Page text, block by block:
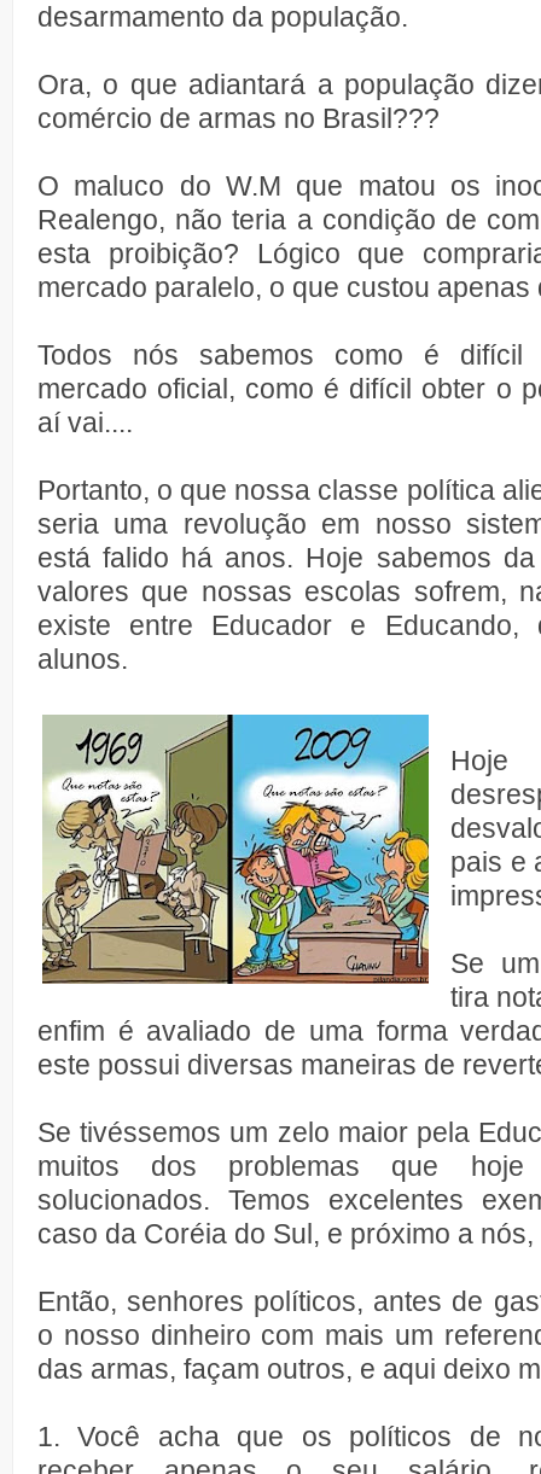
desarmamento da população.
Ora, o que adiantará a população
comércio de armas no Brasil???
O maluco do W.M que matou os
Realengo, não teria a condição de
esta proibição? Lógico que
mercado paralelo, o que custou apenas
Todos nós sabemos como é difícil
mercado oficial, como é difícil obter o
aí vai....
Portanto, o que nossa classe política
seria uma revolução em nosso
está falido há anos. Hoje sabemos
valores que nossas escolas sofrem,
existe entre Educador e Educando,
alunos.
Hoje
pais e
Se
tira
enfim é avaliado de uma forma
este possui diversas maneiras de
Se tivéssemos um zelo maior pela
muitos dos problemas que hoje
solucionados. Temos excelentes
caso da Coréia do Sul, e próximo a
Então, senhores políticos, antes de
o nosso dinheiro com mais um
das armas, façam outros, e aqui deixo
1. Você acha que os políticos de